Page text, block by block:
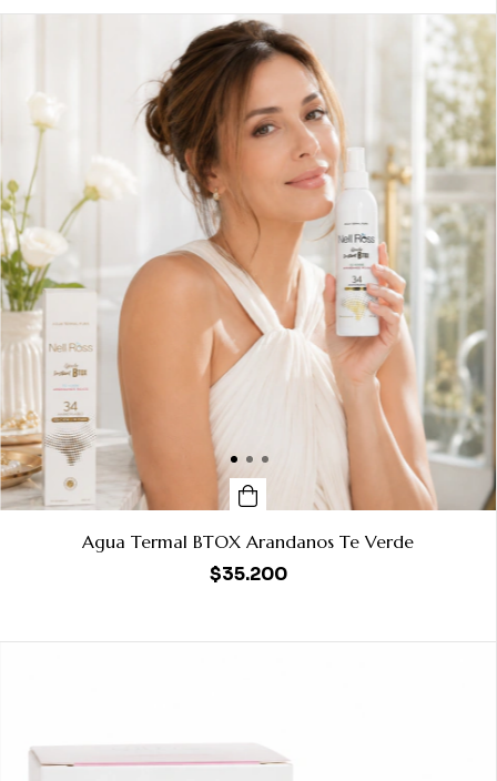
Agua Termal BTOX Arandanos Te Verde
$35.200